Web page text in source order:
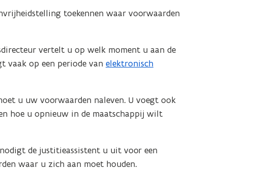
toekennen waar voorwaarden
vertelt u op welk moment u aan de
vaak op een periode vanelektronisch
u uw voorwaarden naleven. U voegt ook
hoe u opnieuw in de maatschappij wilt
de justitieassistent u uit voor een
waar u zich aan moet houden.